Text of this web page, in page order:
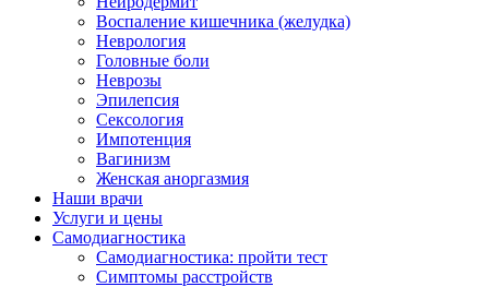
Воспаление кишечника (желудка)
Неврология
Головные боли
Неврозы
Эпилепсия
Сексология
Импотенция
Вагинизм
Женская аноргазмия
Наши врачи
Услуги и цены
Самодиагностика
Самодиагностика: пройти тест
Симптомы расстройств